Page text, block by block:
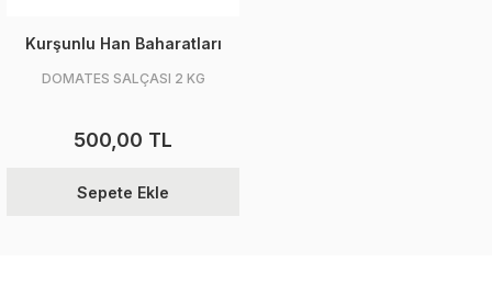
Kurşunlu Han Baharatları
DOMATES SALÇASI 2 KG
500,00 TL
Sepete Ekle